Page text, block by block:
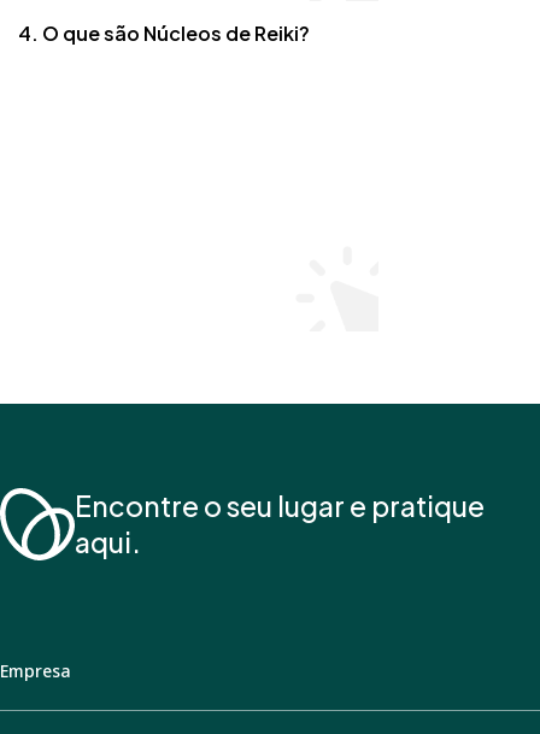
4. O que são Núcleos de Reiki?
Encontre o seu lugar e pratique
aqui.
Empresa